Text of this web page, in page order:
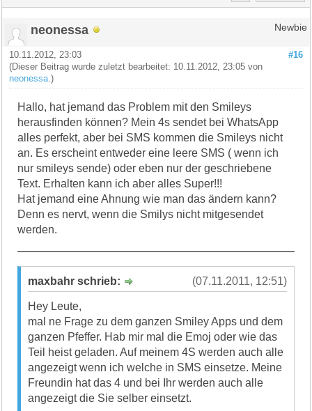
neonessa Newbie
#16
10.11.2012, 23:03
(Dieser Beitrag wurde zuletzt bearbeitet: 10.11.2012, 23:05 von
neonessa .)
Hallo, hat jemand das Problem mit den Smileys
herausfinden können? Mein 4s sendet bei WhatsApp
alles perfekt, aber bei SMS kommen die Smileys nicht
an. Es erscheint entweder eine leere SMS ( wenn ich
nur smileys sende) oder eben nur der geschriebene
Text. Erhalten kann ich aber alles Super!!!
Hat jemand eine Ahnung wie man das ändern kann?
Denn es nervt, wenn die Smilys nicht mitgesendet
werden.
(07.11.2011, 12:51)
maxbahr schrieb:
Hey Leute,
mal ne Frage zu dem ganzen Smiley Apps und dem
ganzen Pfeffer. Hab mir mal die Emoj oder wie das
Teil heist geladen. Auf meinem 4S werden auch alle
angezeigt wenn ich welche in SMS einsetze. Meine
Freundin hat das 4 und bei Ihr werden auch alle
angezeigt die Sie selber einsetzt.